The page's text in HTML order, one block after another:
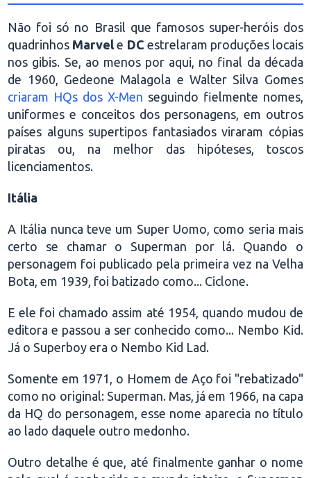
Não foi só no Brasil que famosos super-heróis dos
quadrinhos Marvel e DC estrelaram produções locais
nos gibis. Se, ao menos por aqui, no final da década
de 1960, Gedeone Malagola e Walter Silva Gomes
criaram HQs dos X-Men seguindo fielmente nomes,
uniformes e conceitos dos personagens, em outros
países alguns supertipos fantasiados viraram cópias
piratas ou, na melhor das hipóteses, toscos
licenciamentos.
Itália
A Itália nunca teve um Super Uomo, como seria mais
certo se chamar o Superman por lá. Quando o
personagem foi publicado pela primeira vez na Velha
Bota, em 1939, foi batizado como... Ciclone.
E ele foi chamado assim até 1954, quando mudou de
editora e passou a ser conhecido como... Nembo Kid.
Já o Superboy era o Nembo Kid Lad.
Somente em 1971, o Homem de Aço foi "rebatizado"
como no original: Superman. Mas, já em 1966, na capa
da HQ do personagem, esse nome aparecia no título
ao lado daquele outro medonho.
Outro detalhe é que, até finalmente ganhar o nome